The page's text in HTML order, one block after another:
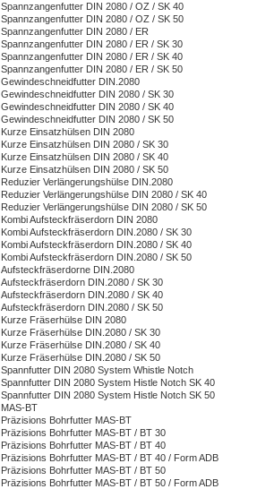
Spannzangenfutter DIN 2080 / OZ / SK 40
Spannzangenfutter DIN 2080 / OZ / SK 50
Spannzangenfutter DIN 2080 / ER
Spannzangenfutter DIN 2080 / ER / SK 30
Spannzangenfutter DIN 2080 / ER / SK 40
Spannzangenfutter DIN 2080 / ER / SK 50
Gewindeschneidfutter DIN.2080
Gewindeschneidfutter DIN 2080 / SK 30
Gewindeschneidfutter DIN 2080 / SK 40
Gewindeschneidfutter DIN 2080 / SK 50
Kurze Einsatzhülsen DIN 2080
Kurze Einsatzhülsen DIN 2080 / SK 30
Kurze Einsatzhülsen DIN 2080 / SK 40
Kurze Einsatzhülsen DIN 2080 / SK 50
Reduzier Verlängerungshülse DIN.2080
Reduzier Verlängerungshülse DIN 2080 / SK 40
Reduzier Verlängerungshülse DIN 2080 / SK 50
Kombi Aufsteckfräserdorn DIN 2080
Kombi Aufsteckfräserdorn DIN.2080 / SK 30
Kombi Aufsteckfräserdorn DIN.2080 / SK 40
Kombi Aufsteckfräserdorn DIN.2080 / SK 50
Aufsteckfräserdorne DIN.2080
Aufsteckfräserdorn DIN.2080 / SK 30
Aufsteckfräserdorn DIN.2080 / SK 40
Aufsteckfräserdorn DIN.2080 / SK 50
Kurze Fräserhülse DIN 2080
Kurze Fräserhülse DIN.2080 / SK 30
Kurze Fräserhülse DIN.2080 / SK 40
Kurze Fräserhülse DIN.2080 / SK 50
Spannfutter DIN 2080 System Whistle Notch
Spannfutter DIN 2080 System Histle Notch SK 40
Spannfutter DIN 2080 System Histle Notch SK 50
MAS-BT
Präzisions Bohrfutter MAS-BT
Präzisions Bohrfutter MAS-BT / BT 30
Präzisions Bohrfutter MAS-BT / BT 40
Präzisions Bohrfutter MAS-BT / BT 40 / Form ADB
Präzisions Bohrfutter MAS-BT / BT 50
Präzisions Bohrfutter MAS-BT / BT 50 / Form ADB